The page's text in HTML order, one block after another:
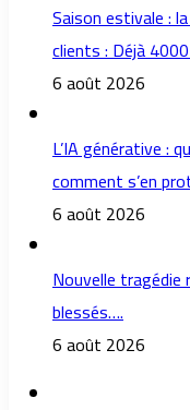
Saison estivale :
clients : Déjà
6 août 2026
L’IA générative :
comment s’en
6 août 2026
Nouvelle
blessés….
6 août 2026